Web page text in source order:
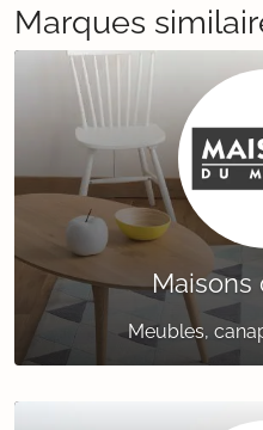
Marques
Maisons
Meubles,